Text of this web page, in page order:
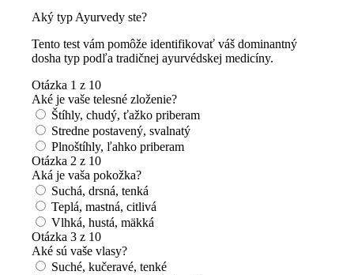
Aký typ Ayurvedy ste?
Tento test vám pomôže identifikovať váš dominantný
dosha typ podľa tradičnej ayurvédskej medicíny.
Otázka 1 z 10
Aké je vaše telesné zloženie?
Štíhly, chudý, ťažko priberam
Stredne postavený, svalnatý
Plnoštíhly, ľahko priberam
Otázka 2 z 10
Aká je vaša pokožka?
Suchá, drsná, tenká
Teplá, mastná, citlivá
Vlhká, hustá, mäkká
Otázka 3 z 10
Aké sú vaše vlasy?
Suché, kučeravé, tenké